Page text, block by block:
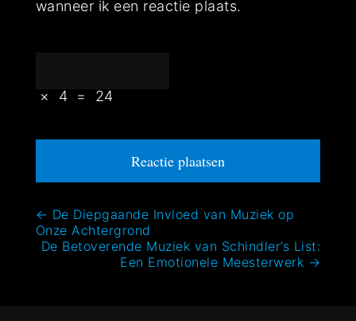
wanneer ik een reactie plaats.
× 4 = 24
Bericht
navigatie
← De Diepgaande Invloed van Muziek op
Onze Achtergrond
De Betoverende Muziek van Schindler’s List:
Een Emotionele Meesterwerk →